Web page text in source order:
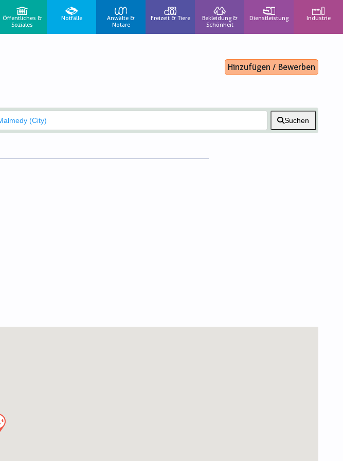
Öffentliches &
Soziales
Notfälle
Anwälte &
Notare
Freizeit & Tiere
Bekleidung &
Schönheit
Dienstleistung Industrie
Hinzufügen / Bewerben
Suchen